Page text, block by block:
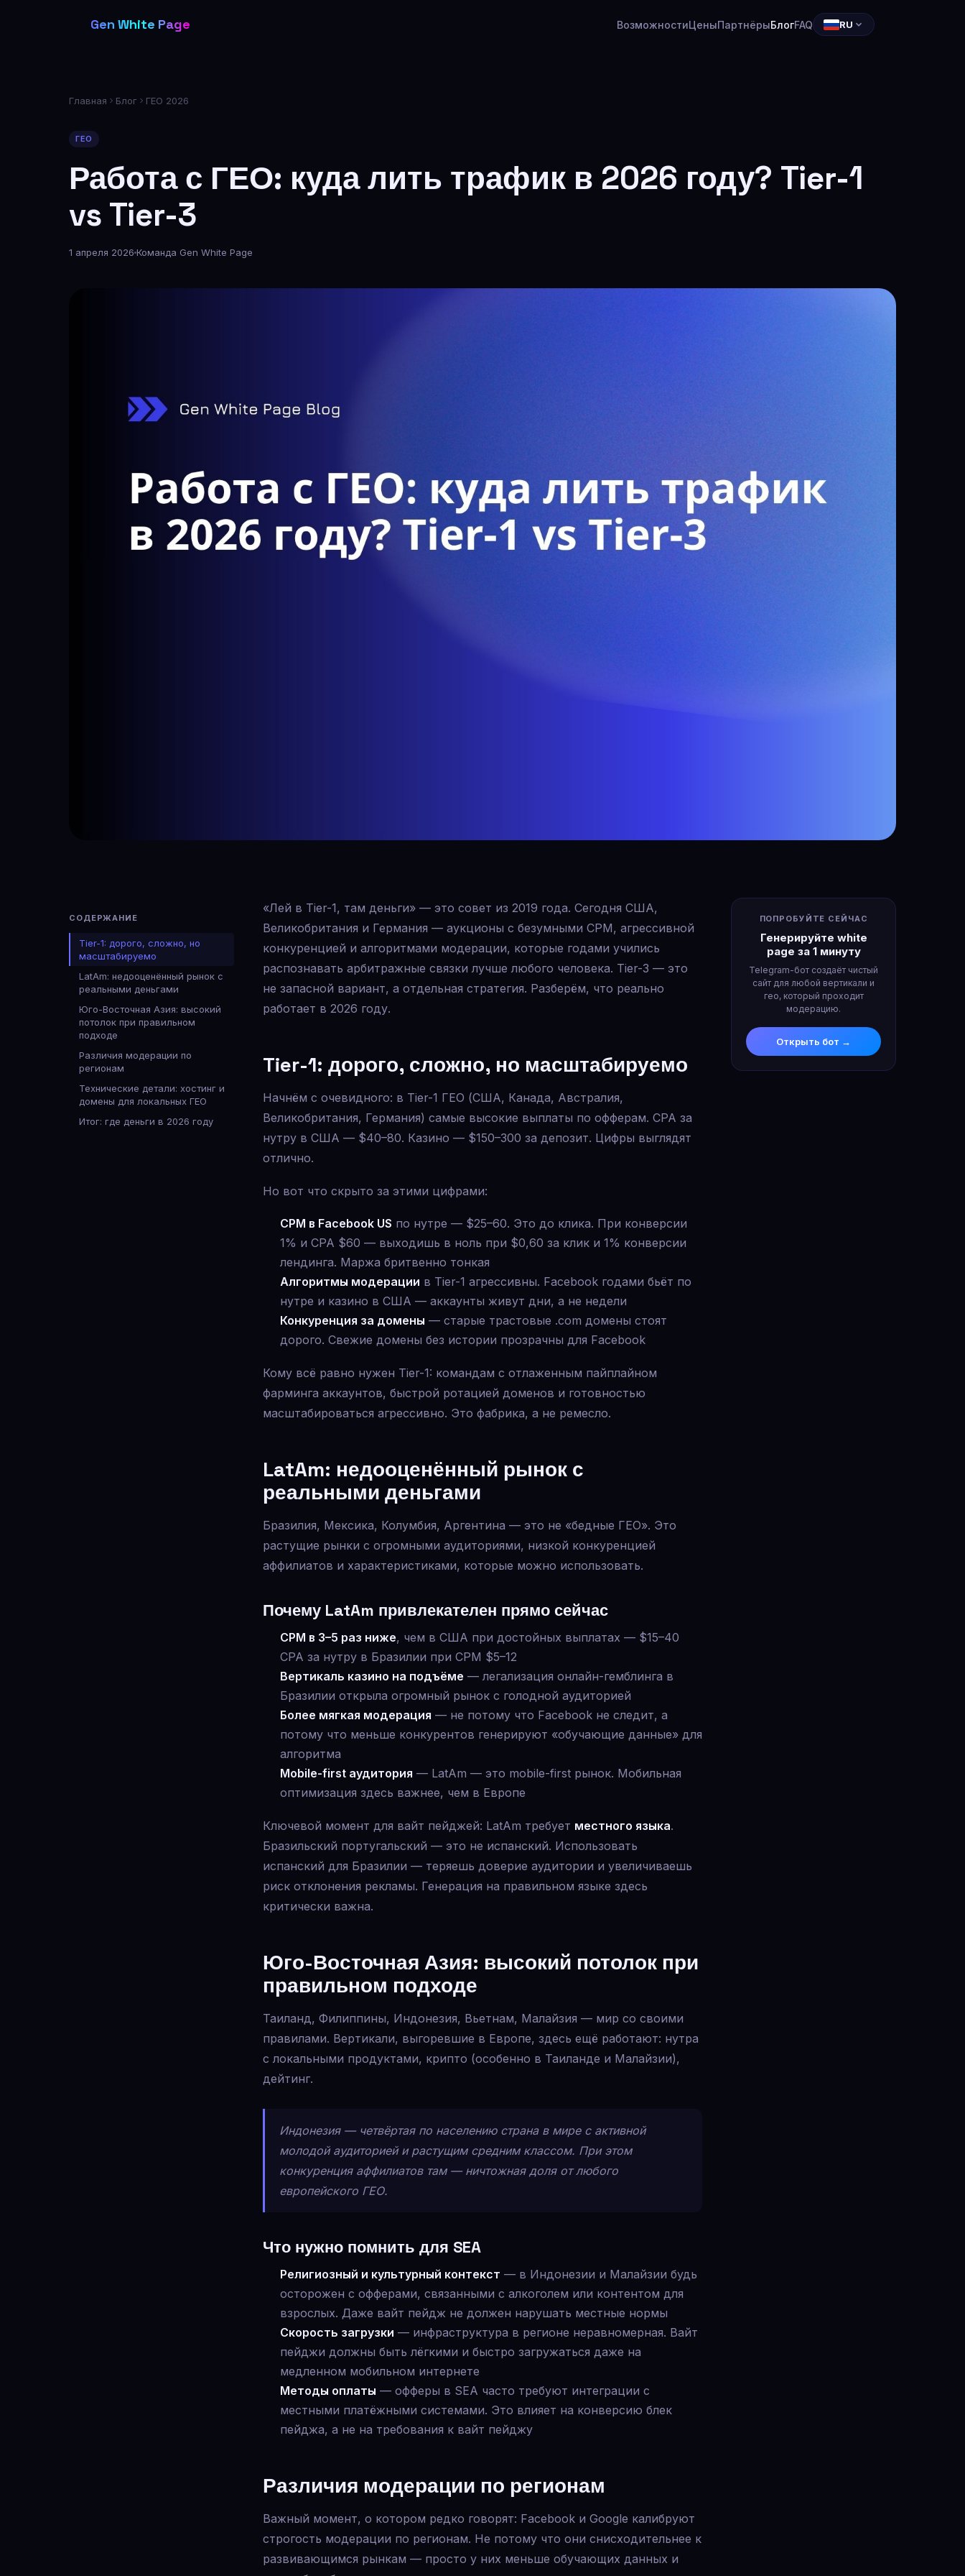
Gen White Page ВозможностиЦеныПартнёрыБлогFAQ RU
Главная Блог ГЕО 2026
ГЕО
Работа с ГЕО: куда лить трафик в 2026 году? Tier-1
vs Tier-3
1 апреля 2026 Команда Gen White Page
СОДЕРЖАНИЕ
Tier-1: дорого, сложно, но
масштабируемо
LatAm: недооценённый рынок с
реальными деньгами
Юго-Восточная Азия: высокий
потолок при правильном
подходе
Различия модерации по
регионам
Технические детали: хостинг и
домены для локальных ГЕО
Итог: где деньги в 2026 году
«Лей в Tier-1, там деньги» — это совет из 2019 года. Сегодня США,
Великобритания и Германия — аукционы с безумными CPM, агрессивной
конкуренцией и алгоритмами модерации, которые годами учились
распознавать арбитражные связки лучше любого человека. Tier-3 — это
не запасной вариант, а отдельная стратегия. Разберём, что реально
работает в 2026 году.
Tier-1: дорого, сложно, но масштабируемо
Начнём с очевидного: в Tier-1 ГЕО (США, Канада, Австралия,
Великобритания, Германия) самые высокие выплаты по офферам. CPA за
нутру в США — $40–80. Казино — $150–300 за депозит. Цифры выглядят
отлично.
Но вот что скрыто за этими цифрами:
CPM в Facebook US по нутре — $25–60. Это до клика. При конверсии
1% и CPA $60 — выходишь в ноль при $0,60 за клик и 1% конверсии
лендинга. Маржа бритвенно тонкая
Алгоритмы модерации в Tier-1 агрессивны. Facebook годами бьёт по
нутре и казино в США — аккаунты живут дни, а не недели
Конкуренция за домены — старые трастовые .com домены стоят
дорого. Свежие домены без истории прозрачны для Facebook
Кому всё равно нужен Tier-1: командам с отлаженным пайплайном
фарминга аккаунтов, быстрой ротацией доменов и готовностью
масштабироваться агрессивно. Это фабрика, а не ремесло.
LatAm: недооценённый рынок с
реальными деньгами
Бразилия, Мексика, Колумбия, Аргентина — это не «бедные ГЕО». Это
растущие рынки с огромными аудиториями, низкой конкуренцией
аффилиатов и характеристиками, которые можно использовать.
Почему LatAm привлекателен прямо сейчас
CPM в 3–5 раз ниже, чем в США при достойных выплатах — $15–40
CPA за нутру в Бразилии при CPM $5–12
Вертикаль казино на подъёме — легализация онлайн-гемблинга в
Бразилии открыла огромный рынок с голодной аудиторией
Более мягкая модерация — не потому что Facebook не следит, а
потому что меньше конкурентов генерируют «обучающие данные» для
алгоритма
Mobile-first аудитория — LatAm — это mobile-first рынок. Мобильная
оптимизация здесь важнее, чем в Европе
Ключевой момент для вайт пейджей: LatAm требует местного языка.
Бразильский португальский — это не испанский. Использовать
испанский для Бразилии — теряешь доверие аудитории и увеличиваешь
риск отклонения рекламы. Генерация на правильном языке здесь
критически важна.
Юго-Восточная Азия: высокий потолок при
правильном подходе
Таиланд, Филиппины, Индонезия, Вьетнам, Малайзия — мир со своими
правилами. Вертикали, выгоревшие в Европе, здесь ещё работают: нутра
с локальными продуктами, крипто (особенно в Таиланде и Малайзии),
дейтинг.
Индонезия — четвёртая по населению страна в мире с активной
молодой аудиторией и растущим средним классом. При этом
конкуренция аффилиатов там — ничтожная доля от любого
европейского ГЕО.
Что нужно помнить для SEA
Религиозный и культурный контекст — в Индонезии и Малайзии будь
осторожен с офферами, связанными с алкоголем или контентом для
взрослых. Даже вайт пейдж не должен нарушать местные нормы
Скорость загрузки — инфраструктура в регионе неравномерная. Вайт
пейджи должны быть лёгкими и быстро загружаться даже на
медленном мобильном интернете
Методы оплаты — офферы в SEA часто требуют интеграции с
местными платёжными системами. Это влияет на конверсию блек
пейджа, а не на требования к вайт пейджу
Различия модерации по регионам
Важный момент, о котором редко говорят: Facebook и Google калибруют
строгость модерации по регионам. Не потому что они снисходительнее к
развивающимся рынкам — просто у них меньше обучающих данных и
ПОПРОБУЙТЕ СЕЙЧАС
Генерируйте white
page за 1 минуту
Telegram-бот создаёт чистый
сайт для любой вертикали и
гео, который проходит
модерацию.
Открыть бот →